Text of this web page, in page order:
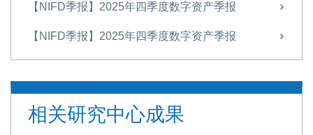
【NIFD季报】2025年四季度数字资产季报
【NIFD季报】2025年四季度数字资产季报
【NIFD季报】优化宏观杠杆率结构 提高信用扩张对增长的支持效能——2025年四季度宏观杠杆率报告
相关研究中心成果